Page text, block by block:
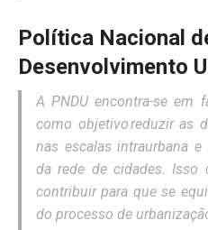
Política Nacional
Desenvolvimento
A PNDU encontra-se em
como objetivo reduzir as
nas escalas intraurbana
da rede de cidades. Isso
contribuir para que se
do processo de